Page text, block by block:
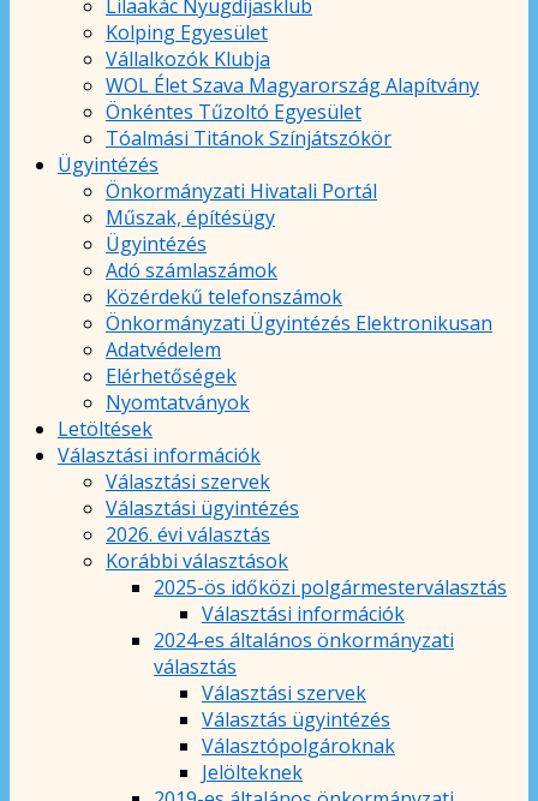
Lilaakác Nyugdíjasklub
Kolping Egyesület
Vállalkozók Klubja
WOL Élet Szava Magyarország Alapítvány
Önkéntes Tűzoltó Egyesület
Tóalmási Titánok Színjátszókör
Ügyintézés
Önkormányzati Hivatali Portál
Műszak, építésügy
Ügyintézés
Adó számlaszámok
Közérdekű telefonszámok
Önkormányzati Ügyintézés Elektronikusan
Adatvédelem
Elérhetőségek
Nyomtatványok
Letöltések
Választási információk
Választási szervek
Választási ügyintézés
2026. évi választás
Korábbi választások
2025-ös időközi polgármesterválasztás
Választási információk
2024-es általános önkormányzati
választás
Választási szervek
Választás ügyintézés
Választópolgároknak
Jelölteknek